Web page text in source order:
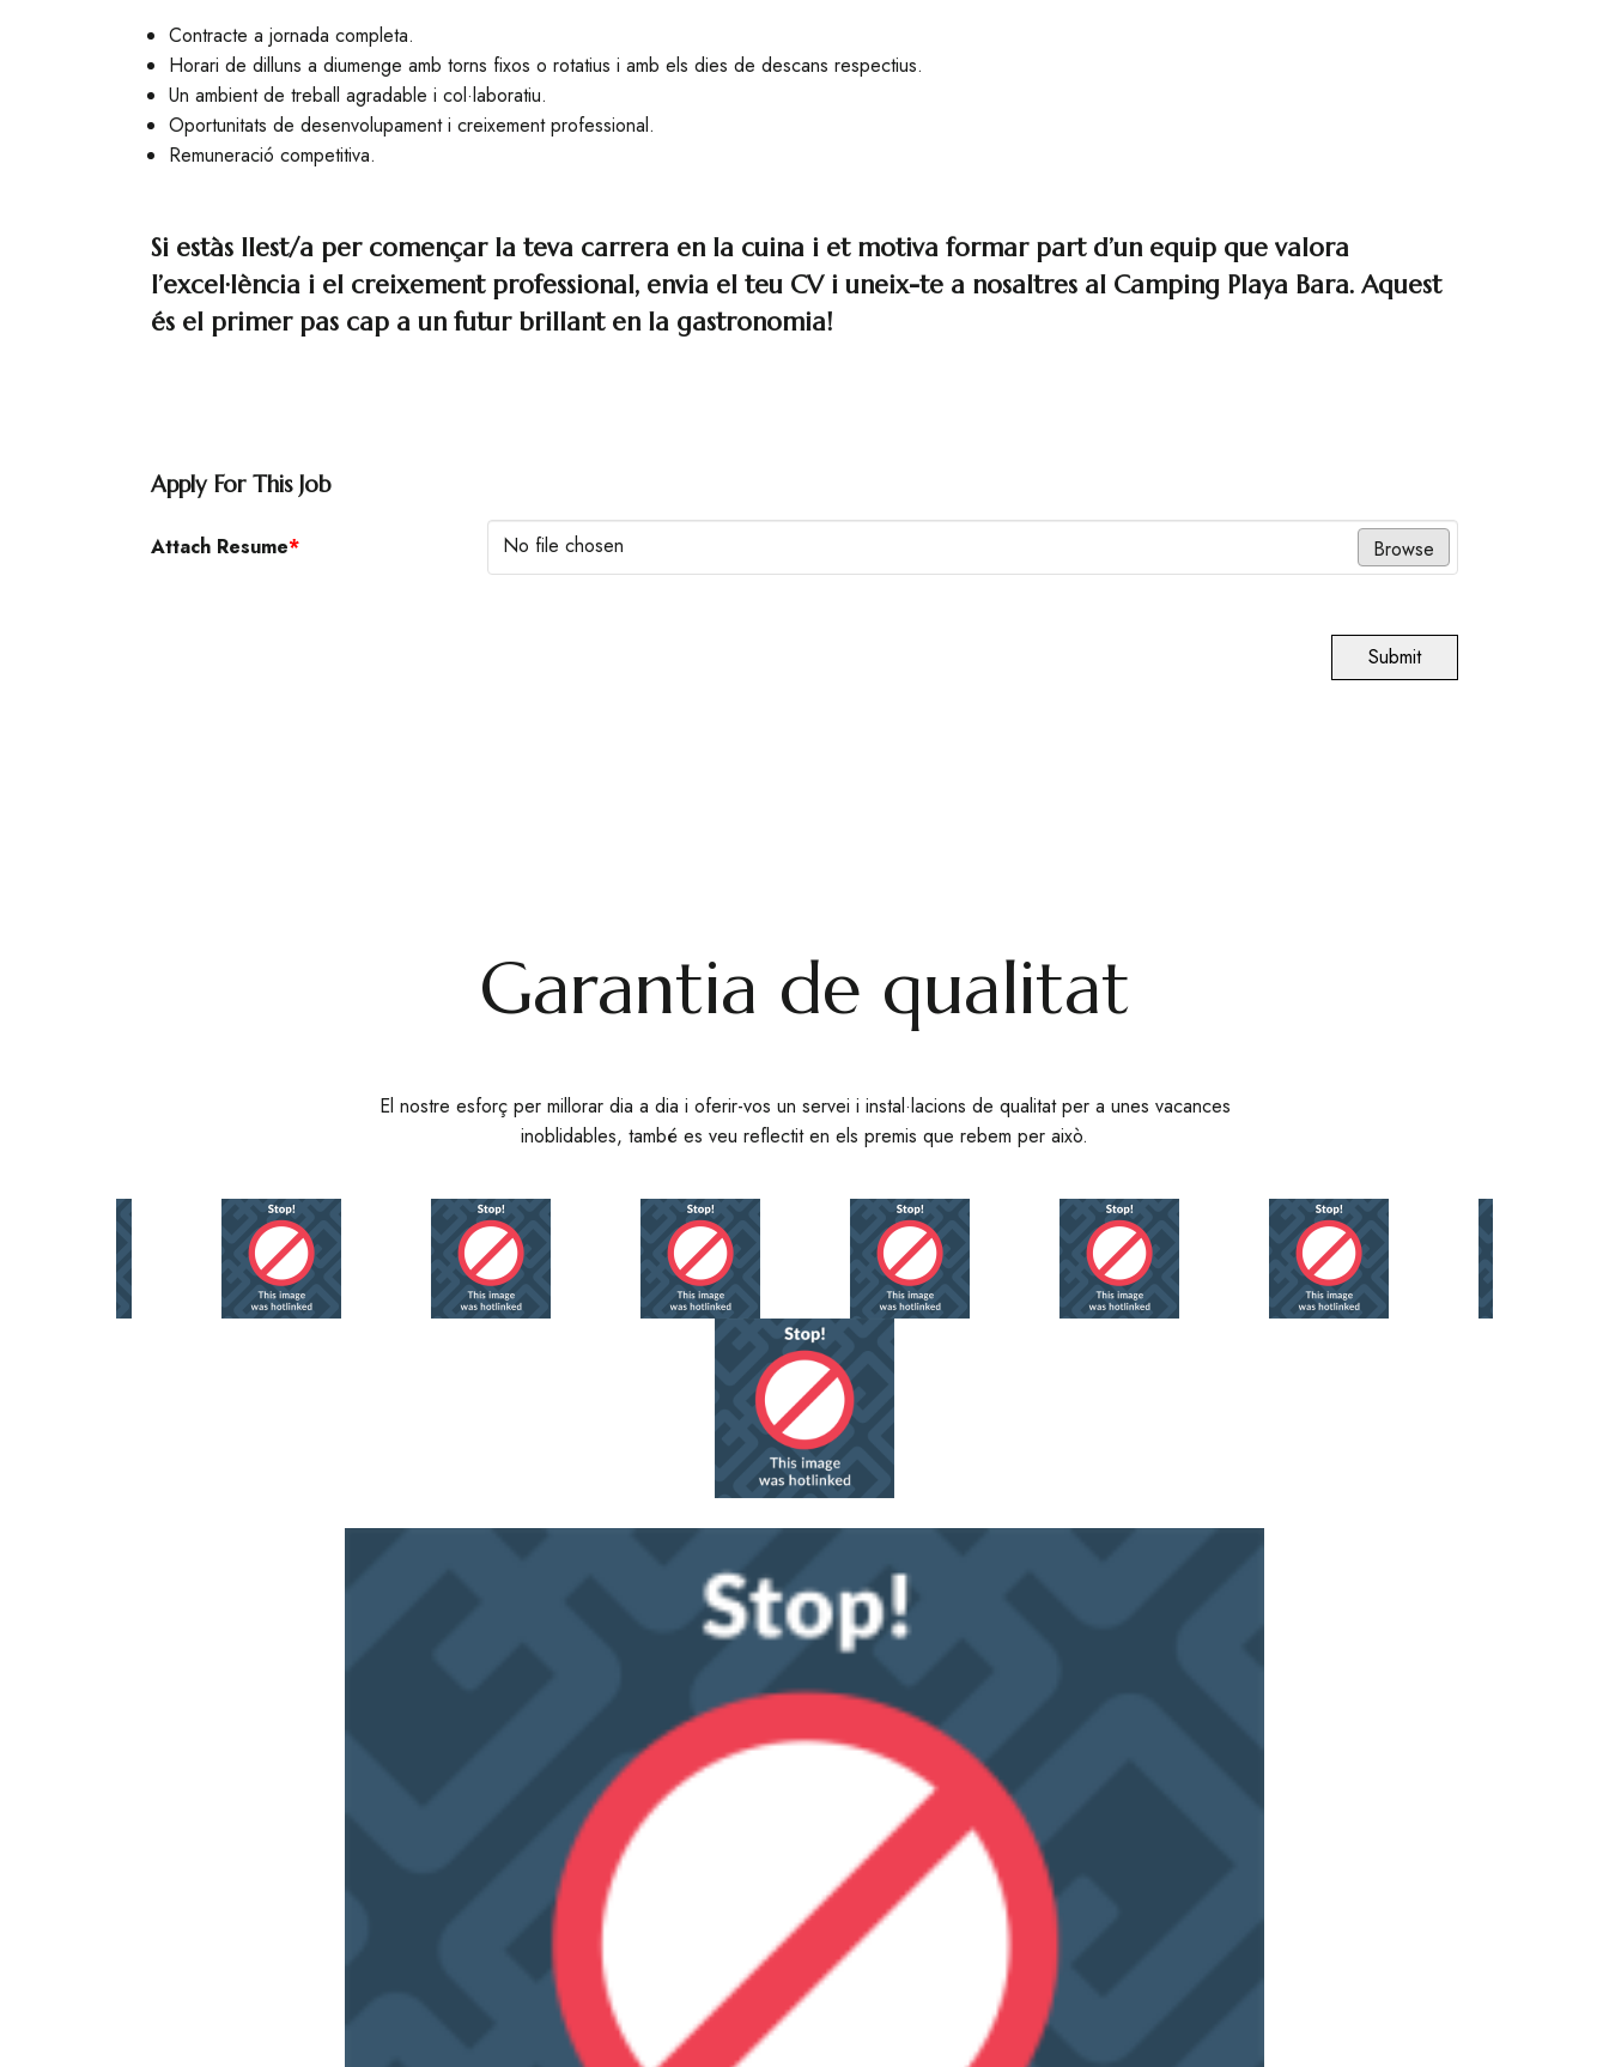
Contracte a jornada completa.
Horari de dilluns a diumenge amb torns fixos o rotatius i amb els dies de descans respectius.
Un ambient de treball agradable i col·laboratiu.
Oportunitats de desenvolupament i creixement professional.
Remuneració competitiva.
Si estàs llest/a per començar la teva carrera en la cuina i et motiva formar part d’un equip que valora
l’excel·lència i el creixement professional, envia el teu CV i uneix-te a nosaltres al Camping Playa Bara. Aquest
és el primer pas cap a un futur brillant en la gastronomia!
Apply For This Job
Attach Resume* No file chosen Browse
Submit
Garantia de qualitat
El nostre esforç per millorar dia a dia i oferir-vos un servei i instal·lacions de qualitat per a unes vacances
inoblidables, també es veu reflectit en els premis que rebem per això.